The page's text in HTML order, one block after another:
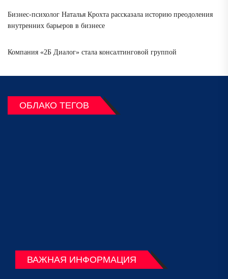
Бизнес-психолог Наталья Крохта рассказала историю преодоления
внутренних барьеров в бизнесе
Компания «2Б Диалог» стала консалтинговой группой
ОБЛАКО ТЕГОВ
ВАЖНАЯ ИНФОРМАЦИЯ